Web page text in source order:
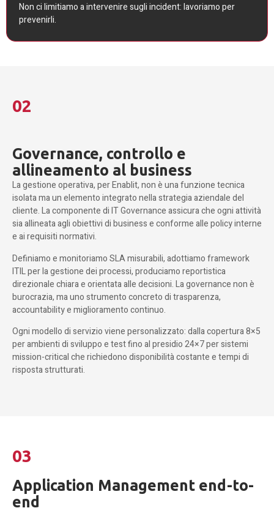
Non ci limitiamo a intervenire sugli incident: lavoriamo per
prevenirli.
02
Governance, controllo e
allineamento al business
La gestione operativa, per Enablit, non è una funzione tecnica
isolata ma un elemento integrato nella strategia aziendale del
cliente. La componente di IT Governance assicura che ogni attività
sia allineata agli obiettivi di business e conforme alle policy interne
e ai requisiti normativi.
Definiamo e monitoriamo SLA misurabili, adottiamo framework
ITIL per la gestione dei processi, produciamo reportistica
direzionale chiara e orientata alle decisioni. La governance non è
burocrazia, ma uno strumento concreto di trasparenza,
accountability e miglioramento continuo.
Ogni modello di servizio viene personalizzato: dalla copertura 8×5
per ambienti di sviluppo e test fino al presidio 24×7 per sistemi
mission-critical che richiedono disponibilità costante e tempi di
risposta strutturati.
03
Application Management end-to-
end